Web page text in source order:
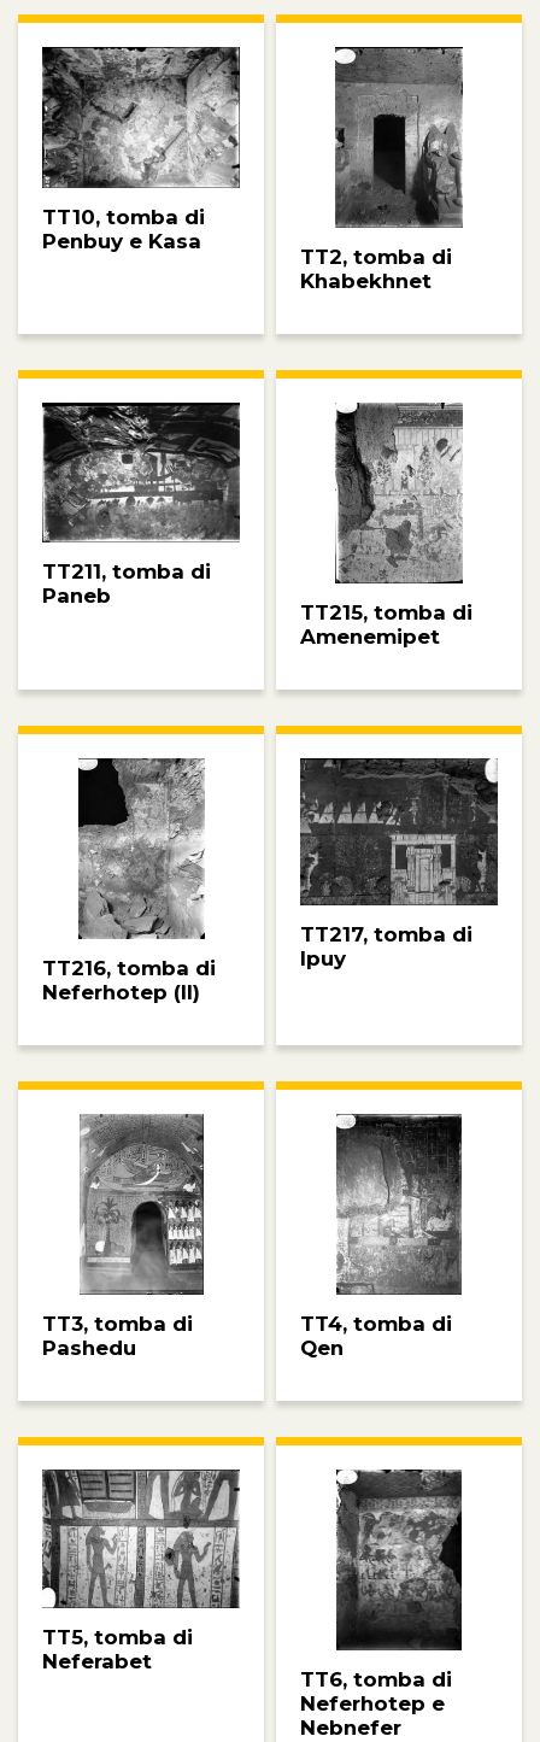
TT10, tomba di
Penbuy e Kasa
TT2, tomba di
Khabekhnet
TT211, tomba di
Paneb
TT215, tomba di
Amenemipet
TT216, tomba di
Neferhotep (II)
TT217, tomba di
Ipuy
TT3, tomba di
Pashedu
TT4, tomba di
Qen
TT5, tomba di
Neferabet
TT6, tomba di
Neferhotep e
Nebnefer